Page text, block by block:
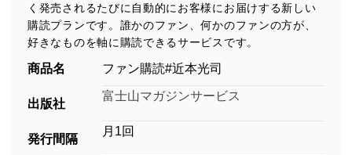
く発売されるたびに自動的にお客様にお届けする新しい
購読プランです。誰かのファン、何かのファンの方が、
好きなものを軸に購読できるサービスです。
商品名 ファン購読#近本光司
出版社
富士山マガジンサービス
発行間隔
月1回